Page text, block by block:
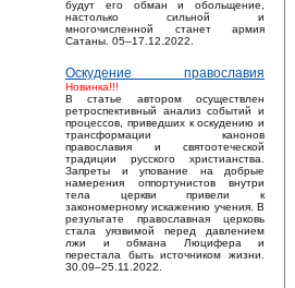
будут его обман и обольщение,
настолько сильной и
многочисленной станет армия
Сатаны. 05–17.12.2022.
Оскудение православия
Новинка!!!
В статье автором осуществлен
ретроспективный анализ событий и
процессов, приведших к оскудению и
трансформации канонов
православия и святоотеческой
традиции русского христианства.
Запреты и упование на добрые
намерения оппортунистов внутри
тела церкви привели к
закономерному искажению учения. В
результате православная церковь
стала уязвимой перед давлением
лжи и обмана Люцифера и
перестала быть источником жизни.
30.09–25.11.2022.